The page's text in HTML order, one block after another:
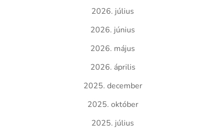
2026. július
2026. június
2026. május
2026. április
2025. december
2025. október
2025. július